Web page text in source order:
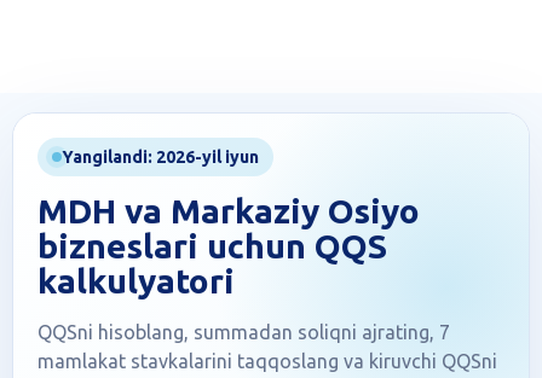
Yangilandi: 2026-yil iyun
MDH va Markaziy Osiyo
bizneslari uchun QQS
kalkulyatori
QQSni hisoblang, summadan soliqni ajrating, 7
mamlakat stavkalarini taqqoslang va kiruvchi QQSni